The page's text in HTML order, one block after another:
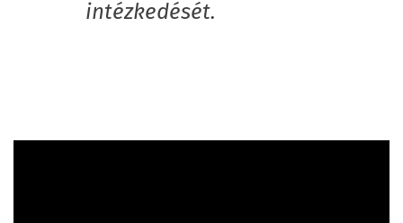
intézkedését.